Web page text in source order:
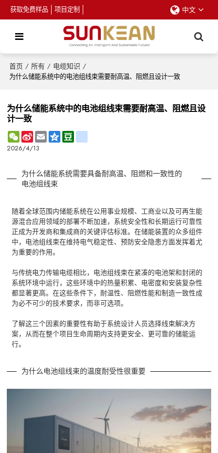
获取免费样品 项目定制 中文
首页 / 所有 / 电缆知识 /
为什么储能系统中的电池组线束需要耐高温、阻燃且设计一致
为什么储能系统中的电池组线束需要耐高温、阻燃且设
计一致
WeChat
Sina
Weibo
Email Qzone
2026/4/13
为什么储能系统需要具备耐高温、阻燃和一致性的
电池组线束
随着全球范围内储能系统在公用事业规模、工商业以及可再生能
源混合应用领域的部署不断加速，系统安全性和长期运行可靠性
正成为开发商和集成商的关键评估标准。在储能装置的众多组件
中，电池组线束在维持电气稳定性、预防安全隐患方面发挥着尤
为重要的作用。
与传统电力传输电缆相比，电池组线束在紧凑的电池架和封闭的
系统环境中运行，这些环境中的热量积累、电密度和安装复杂性
都显著更高。在这些条件下，耐温性、阻燃性能和制造一致性成
为必不可少的技术要求，而非可选项。
了解这三个因素的重要性有助于系统设计人员选择线束解决方
案，从而在整个项目生命周期内支持更安全、更可靠的储能运
行。
为什么电池组线束的温度耐受性很重要